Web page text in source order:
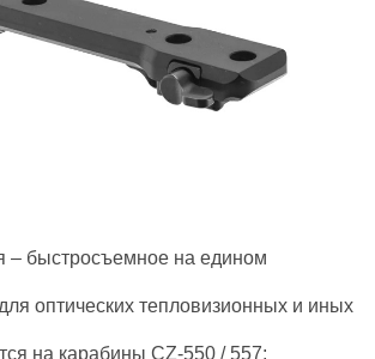
– быстросъемное на едином
оптических тепловизионных и иных
на карабины CZ-550 / 557;